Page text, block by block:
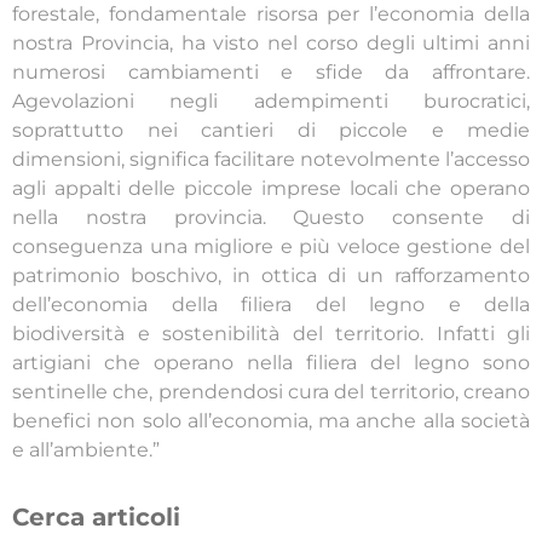
forestale, fondamentale risorsa per l’economia della
nostra Provincia, ha visto nel corso degli ultimi anni
numerosi cambiamenti e sfide da affrontare.
Agevolazioni negli adempimenti burocratici,
soprattutto nei cantieri di piccole e medie
dimensioni, significa facilitare notevolmente l’accesso
agli appalti delle piccole imprese locali che operano
nella nostra provincia. Questo consente di
conseguenza una migliore e più veloce gestione del
patrimonio boschivo, in ottica di un rafforzamento
dell’economia della filiera del legno e della
biodiversità e sostenibilità del territorio. Infatti gli
artigiani che operano nella filiera del legno sono
sentinelle che, prendendosi cura del territorio, creano
benefici non solo all’economia, ma anche alla società
e all’ambiente.”
Cerca articoli